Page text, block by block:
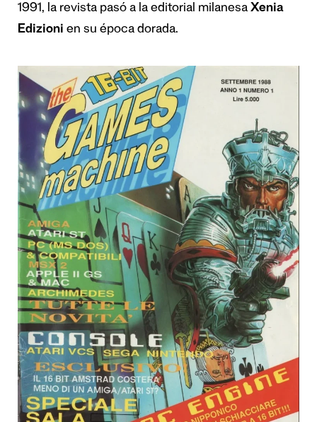
1991, la revista pasó a la editorial milanesa Xenia
Edizioni en su época dorada.